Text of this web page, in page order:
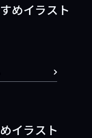
めイラスト
イラスト